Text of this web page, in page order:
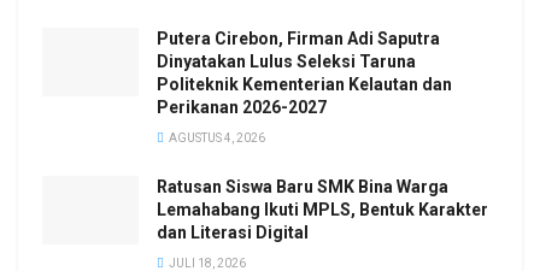
Putera Cirebon, Firman Adi Saputra
Dinyatakan Lulus Seleksi Taruna
Politeknik Kementerian Kelautan dan
Perikanan 2026-2027
AGUSTUS 4, 2026
Ratusan Siswa Baru SMK Bina Warga
Lemahabang Ikuti MPLS, Bentuk Karakter
dan Literasi Digital
JULI 18, 2026